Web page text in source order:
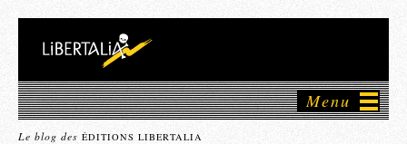
Menu
Le blog des ÉDITIONS LIBERTALIA